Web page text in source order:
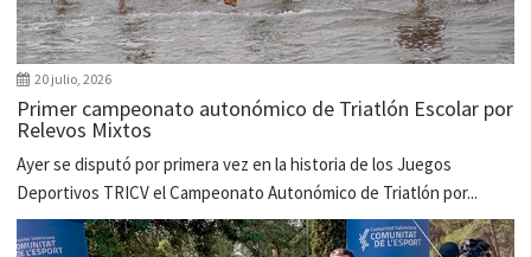
20 julio, 2026
Primer campeonato autonómico de Triatlón Escolar por
Relevos Mixtos
Ayer se disputó por primera vez en la historia de los Juegos
Deportivos TRICV el Campeonato Autonómico de Triatlón por...